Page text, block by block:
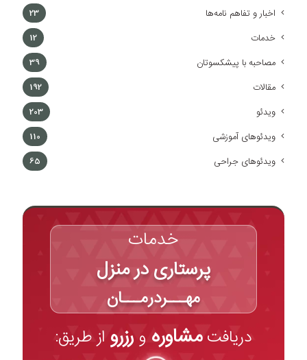
اخبار و تفاهم نامه‌ها 23
خدمات 12
مصاحبه با پیشکسوتان 39
مقالات 192
ویدئو 203
ویدئوهای آموزشی 110
ویدئوهای جراحی 65
خدمات
پرستاری در منزل
مهـــردرمـــان
دریافتمشاوره و رزرو از طریق: